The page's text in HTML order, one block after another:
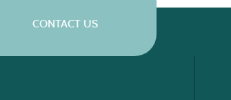
CONTACT US